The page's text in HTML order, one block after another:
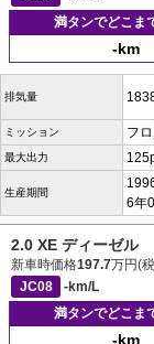
満タンでどこま
-km
排気量
ミッション フ
最大出力
生産期間
6年
2.0 XE ディーゼル
新車時価格197.7万円(
JC08
-km/L
満タンでどこま
-km